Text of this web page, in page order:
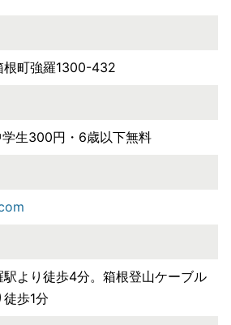
根町強羅1300-432
生300円・6歳以下無料
より徒歩4分。箱根登山ケーブル
歩1分